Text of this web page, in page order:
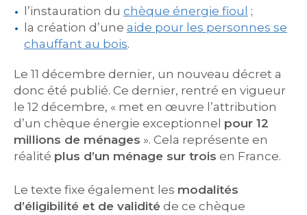
l’instauration du chèque énergie fioul ;
la création d’une aide pour les personnes se
chauffant au bois.
Le 11 décembre dernier, un nouveau décret a
donc été publié. Ce dernier, rentré en vigueur
le 12 décembre, « met en œuvre l’attribution
d’un chèque énergie exceptionnel pour 12
millions de ménages ». Cela représente en
réalité plus d’un ménage sur trois en France.
Le texte fixe également les modalités
d’éligibilité et de validité de ce chèque